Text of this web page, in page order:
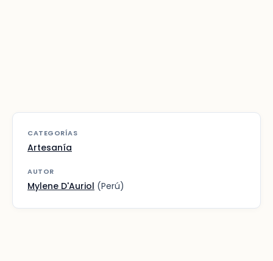
CATEGORÍAS
Artesanía
AUTOR
Mylene D'Auriol (Perú)